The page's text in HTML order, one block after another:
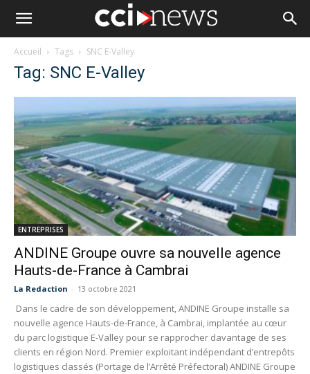
Accueil Tags SNC E-Valley
Tag: SNC E-Valley
ENTREPRISES
ANDINE Groupe ouvre sa nouvelle agence
Hauts-de-France à Cambrai
La Redaction - 13 octobre 2021
Dans le cadre de son développement, ANDINE Groupe installe sa
nouvelle agence Hauts-de-France, à Cambrai, implantée au cœur
du parc logistique E-Valley pour se rapprocher davantage de ses
clients en région Nord. Premier exploitant indépendant d’entrepôts
logistiques classés (Portage de l’Arrêté Préfectoral) ANDINE Groupe